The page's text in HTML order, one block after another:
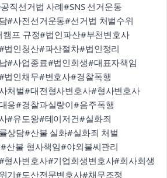
직선거법 사례#SNS 선거운동
#사전선거운동#선거법 처벌수위
캠프 규정#법인파산#부천변호사
법인청산#파산절차#법인정리
#사업종료#법인회생#대표자책임
법인채무#변호사#경찰폭행
처벌#대전형사변호사#형사변호사
응#경찰과실랑이#음주폭행
#유도왕#테이저건#실화죄
상담#산불 실화#실화죄 처벌
#산불 형사책임#야외불씨관리
형사변호사#기업회생변호사#회사회생
기#도산전문변호사#채무조정